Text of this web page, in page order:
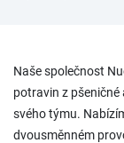
Naše společnost
potravin z pšeničné
svého týmu.
dvousměnném